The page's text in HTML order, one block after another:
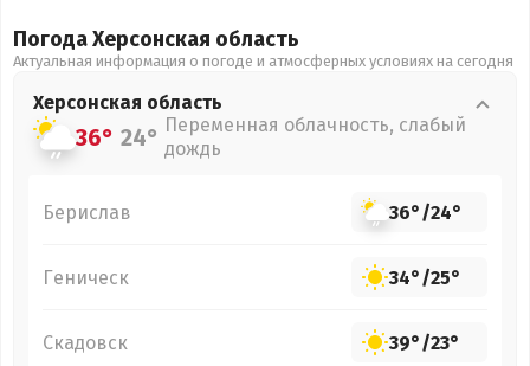
Погода Херсонская область
Актуальная информация о погоде и атмосферных условиях на сегодня
Херсонская область
36° 24° Переменная облачность, слабый
дождь
Берислав 36°/24°
Геническ 34°/25°
Скадовск 39°/23°